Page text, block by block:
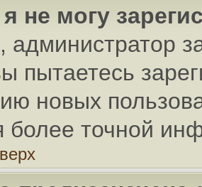
не могу
администратор
пытаетесь
новых
более точной